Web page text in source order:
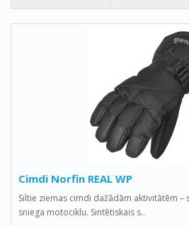
Cimdi Norfin REAL WP
Siltie ziemas cimdi dažādām aktivitātēm
sniega motociklu. Sintētiskais s..